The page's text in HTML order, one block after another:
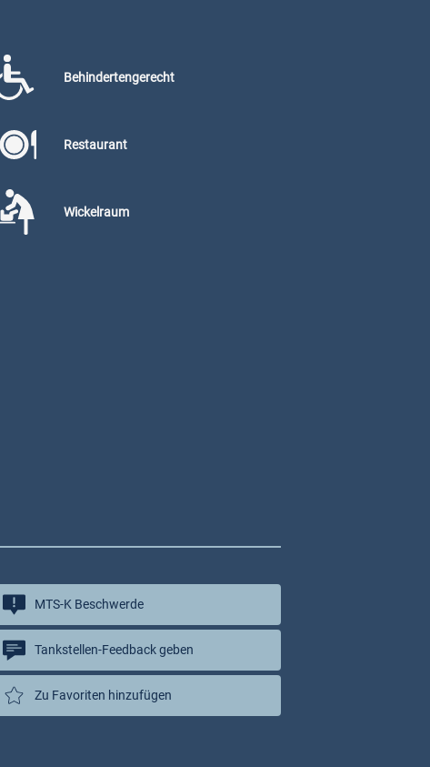
Behindertengerecht
Restaurant
Wickelraum
MTS-K Beschwerde
Tankstellen-Feedback geben
Zu Favoriten hinzufügen